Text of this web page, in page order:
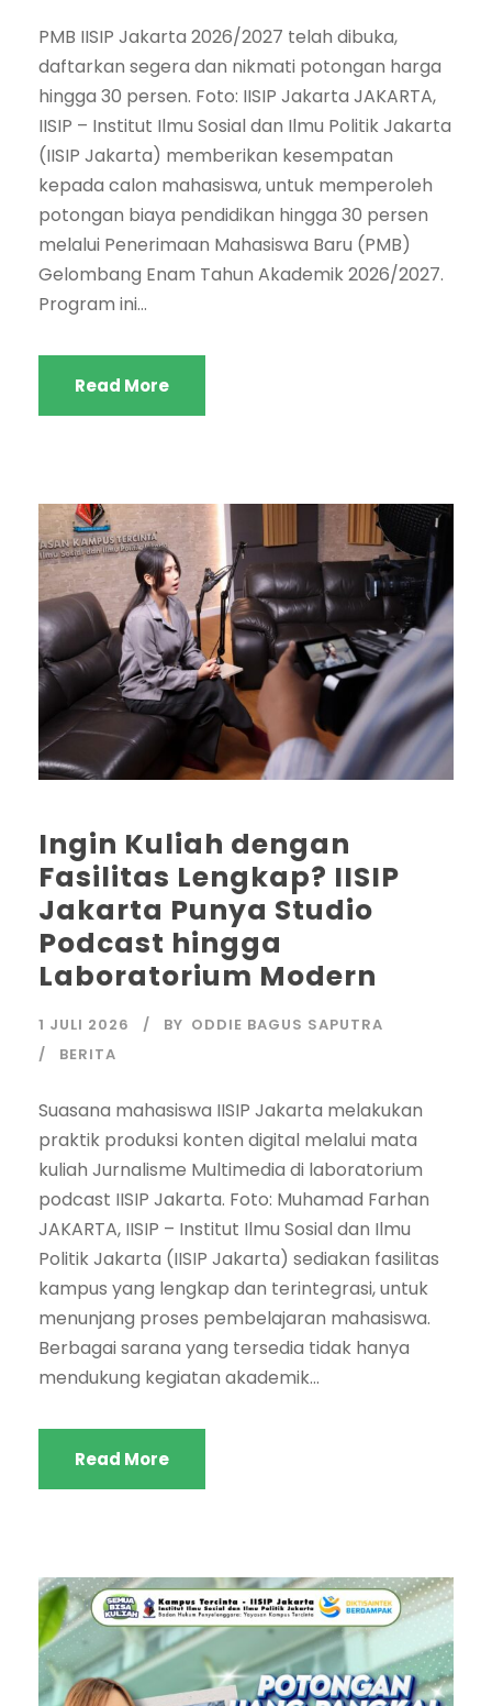
PMB IISIP Jakarta 2026/2027 telah dibuka,
daftarkan segera dan nikmati potongan harga
hingga 30 persen. Foto: IISIP Jakarta JAKARTA,
IISIP – Institut Ilmu Sosial dan Ilmu Politik Jakarta
(IISIP Jakarta) memberikan kesempatan
kepada calon mahasiswa, untuk memperoleh
potongan biaya pendidikan hingga 30 persen
melalui Penerimaan Mahasiswa Baru (PMB)
Gelombang Enam Tahun Akademik 2026/2027.
Program ini...
Read More
Ingin Kuliah dengan
Fasilitas Lengkap? IISIP
Jakarta Punya Studio
Podcast hingga
Laboratorium Modern
1 JULI 2026 BY ODDIE BAGUS SAPUTRA
BERITA
Suasana mahasiswa IISIP Jakarta melakukan
praktik produksi konten digital melalui mata
kuliah Jurnalisme Multimedia di laboratorium
podcast IISIP Jakarta. Foto: Muhamad Farhan
JAKARTA, IISIP – Institut Ilmu Sosial dan Ilmu
Politik Jakarta (IISIP Jakarta) sediakan fasilitas
kampus yang lengkap dan terintegrasi, untuk
menunjang proses pembelajaran mahasiswa.
Berbagai sarana yang tersedia tidak hanya
mendukung kegiatan akademik...
Read More